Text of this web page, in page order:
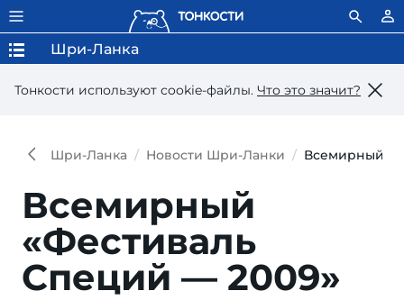
Тонкости используют сookie-файлы. Что это значит?
Шри-Ланка
Шри-Ланка Новости Шри-Ланки Всемирный
Всемирный
«Фестиваль
Специй — 2009»